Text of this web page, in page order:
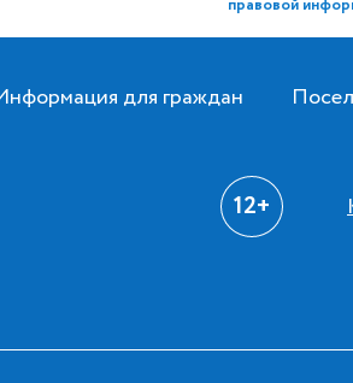
правовой
для граждан
12+